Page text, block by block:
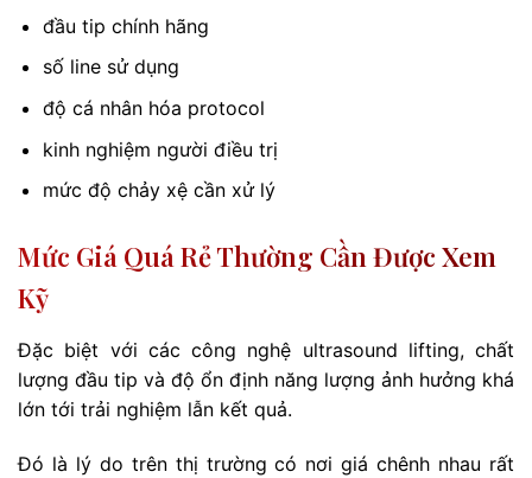
đầu tip chính hãng
số line sử dụng
độ cá nhân hóa protocol
kinh nghiệm người điều trị
mức độ chảy xệ cần xử lý
Mức Giá Quá Rẻ Thường Cần Được Xem
Kỹ
Đặc biệt với các công nghệ ultrasound lifting, chất
lượng đầu tip và độ ổn định năng lượng ảnh hưởng khá
lớn tới trải nghiệm lẫn kết quả.
Đó là lý do trên thị trường có nơi giá chênh nhau rất